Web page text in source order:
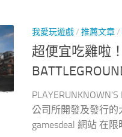
我愛玩遊戲/ 推薦文章/
超便宜吃雞啦
公司所開發及發行
gamesdeal 網站 在